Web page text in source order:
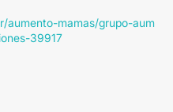
aumento-mamas/grupo-aum
39917